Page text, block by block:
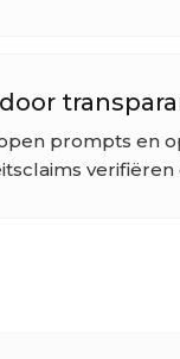
prompts en